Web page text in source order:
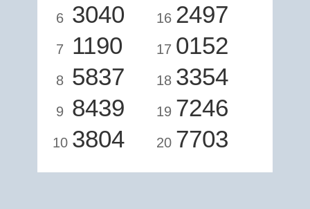
6 3040
7 1190
8 5837
9 8439
10 3804
16 2497
17 0152
18 3354
19 7246
20 7703